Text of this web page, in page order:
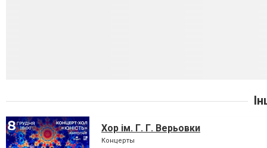
Хор ім. Г. Г. Верьовки
Концерты